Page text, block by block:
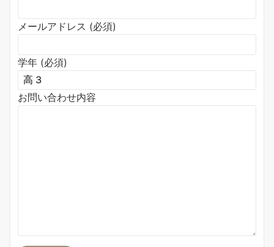
メールアドレス (必須)
学年 (必須)
お問い合わせ内容